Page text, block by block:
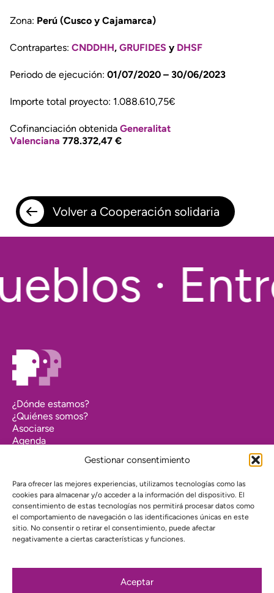
Gestionar consentimiento
Para ofrecer las mejores experiencias, utilizamos tecnologías como las
cookies para almacenar y/o acceder a la información del dispositivo. El
consentimiento de estas tecnologías nos permitirá procesar datos como
el comportamiento de navegación o las identificaciones únicas en este
sitio. No consentir o retirar el consentimiento, puede afectar
negativamente a ciertas características y funciones.
Aceptar
Zona: Perú (Cusco y Cajamarca)
Contrapartes: CNDDHH, GRUFIDES y DHSF
Periodo de ejecución: 01/07/2020 – 30/06/2023
Importe total proyecto: 1.088.610,75€
Cofinanciación obtenida Generalitat
Valenciana 778.372,47 €
Volver a Cooperación solidaria
·
¿Dónde estamos?
¿Quiénes somos?
Asociarse
Agenda
Política de privacidad
Proyecto web financiado por: